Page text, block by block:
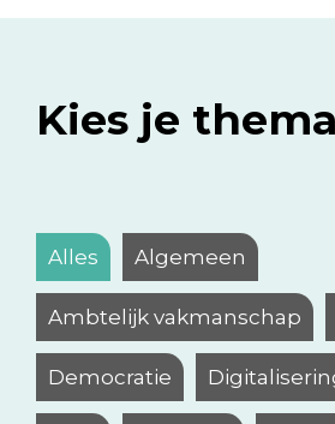
Kies je
Alles Algemeen
Ambtelijk vakmanschap
Democratie